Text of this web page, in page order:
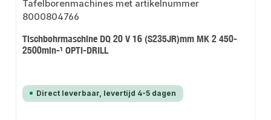
Tischbohrmaschine DQ 20 V 16 (S235JR)mm MK 2 450-
2500min-¹ OPTI-DRILL
Direct leverbaar, levertijd 4-5 dagen